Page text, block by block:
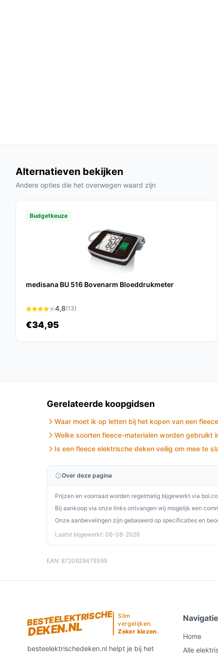
een stopcontact met de afneembare kabel. 3.
Specificaties in mensentaal
Blauwgrijs, een neutrale tint die in
Veelgestelde vragen
Hoe lang gaat dit product mee?
Bij normaal gebruik en goed onderhoud gaat de
Zeker! Deze deken is ideaal om je bed voor te
slapen.
Wat zijn de belangrijkste verschillen met
In vergelijking met andere merken biedt
gebruiksgemak. Het is de ideale keuze voor
wintermaanden. Ervaar de luxe van deze deken
perfect past bij jouw behoeften!
Alternatieven bekijken
Andere opties die het overwegen waard zijn
Budgetkeuze
medisana BU 516 Bovenarm Bloeddrukmeter
4,8(13)
€34,95
Gerelateerde koopgidsen
Waar moet ik op letten bij het kopen van een
Welke soorten fleece-materialen worden gebruikt
Is een fleece elektrische deken veilig om mee te
Over deze pagina
Prijzen en voorraad worden regelmatig bijgewerkt via
Bij aankoop via onze links ontvangen wij mogelijk een
Onze aanbevelingen zijn gebaseerd op specificaties en
Laatst bijgewerkt: 06-08-2026
EAN: 8720929479399
BESTEELEKTRISCHE
DEKEN.NL
Slim
vergelijken.
Zeker kiezen.
besteelektrischedeken.nl helpt je bij het
Navigatie
Home
Alle